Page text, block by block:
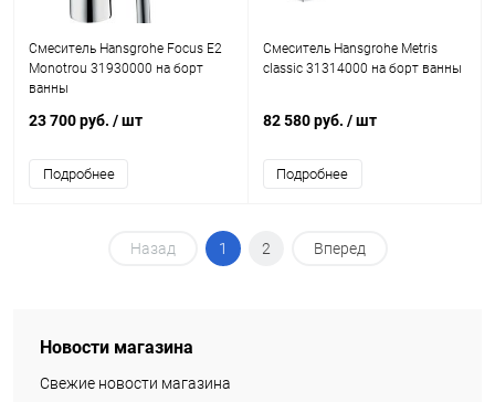
Смеситель Hansgrohe Focus E2
Monotrou 31930000 на борт
ванны
23 700 руб. / шт
Подробнее
Смеситель Hansgrohe Metris
classic 31314000 на борт ванны
82 580 руб. / шт
Подробнее
Назад 1 2 Вперед
Новости магазина
Свежие новости магазина